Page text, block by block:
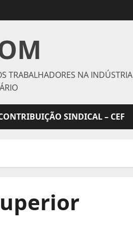
TRABALHADORES NA INDÚSTRIA
SINDICAL – CEF